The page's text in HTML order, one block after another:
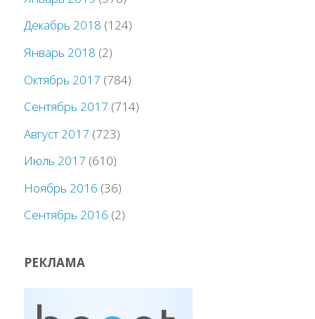
Декабрь 2018 (124)
Январь 2018 (2)
Октябрь 2017 (784)
Сентябрь 2017 (714)
Август 2017 (723)
Июль 2017 (610)
Ноябрь 2016 (36)
Сентябрь 2016 (2)
РЕКЛАМА